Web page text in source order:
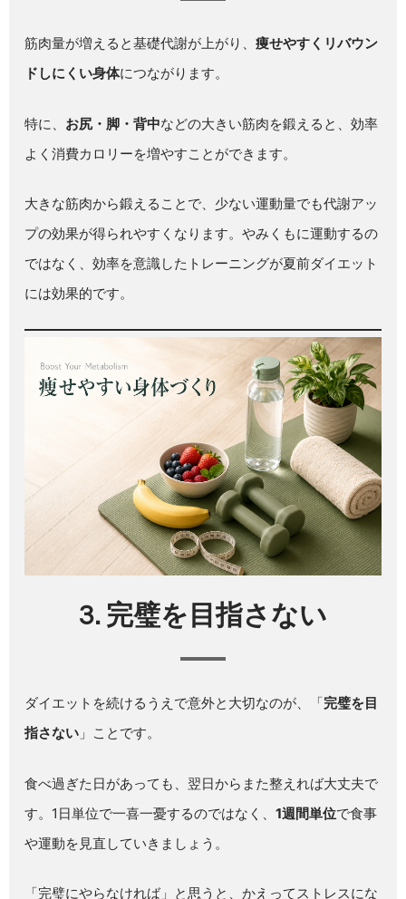
筋肉量が増えると基礎代謝が上がり、痩せやすくリバウン
ドしにくい身体につながります。
特に、 お尻・脚・背中などの大きい筋肉を鍛えると、効率
よく消費カロリーを増やすことができます。
大きな筋肉から鍛えることで、少ない運動量でも代謝アッ
プの効果が得られやすくなります。やみくもに運動するの
ではなく、効率を意識したトレーニングが夏前ダイエット
には効果的です。
3. 完璧を目指さない
ダイエットを続けるうえで意外と大切なのが、「完璧を目
指さない 」ことです。
食べ過ぎた日があっても、翌日からまた整えれば大丈夫で
す。1日単位で一喜一憂するのではなく、1週間単位で食事
や運動を見直していきましょう。
「完璧にやらなければ」と思うと、かえってストレスにな